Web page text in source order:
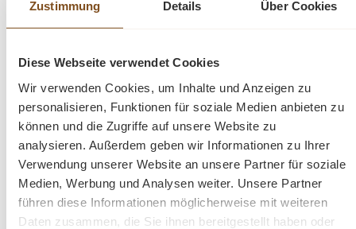
Zustimmung Details Über Cookies
Diese Webseite verwendet Cookies
Wir verwenden Cookies, um Inhalte und Anzeigen zu
personalisieren, Funktionen für soziale Medien anbieten zu
können und die Zugriffe auf unsere Website zu
analysieren. Außerdem geben wir Informationen zu Ihrer
Verwendung unserer Website an unsere Partner für soziale
Medien, Werbung und Analysen weiter. Unsere Partner
führen diese Informationen möglicherweise mit weiteren
Daten zusammen, die Sie ihnen bereitgestellt haben oder
Produktdetails
Stil:Landhausstil
Farbe: RAL 9010 Weiß
Ausführung:2-teilig, bestehend aus Oberteil und
Unterteil
Lieferzustand:Fertig montiert
Besonderheit:Auch in Wunschmaßen und jeder RAL-
Farbe erhältlich